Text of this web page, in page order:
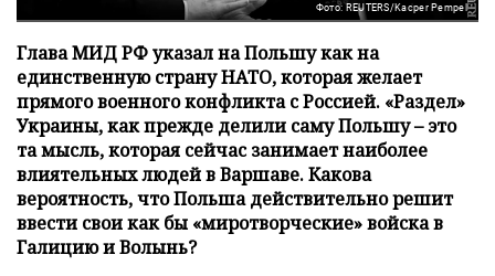
Фото: REUTERS/Kacper Pempel
Глава МИД РФ указал на Польшу как на
единственную страну НАТО, которая желает
прямого военного конфликта с Россией. «Раздел»
Украины, как прежде делили саму Польшу – это
та мысль, которая сейчас занимает наиболее
влиятельных людей в Варшаве. Какова
вероятность, что Польша действительно решит
ввести свои как бы «миротворческие» войска в
Галицию и Волынь?